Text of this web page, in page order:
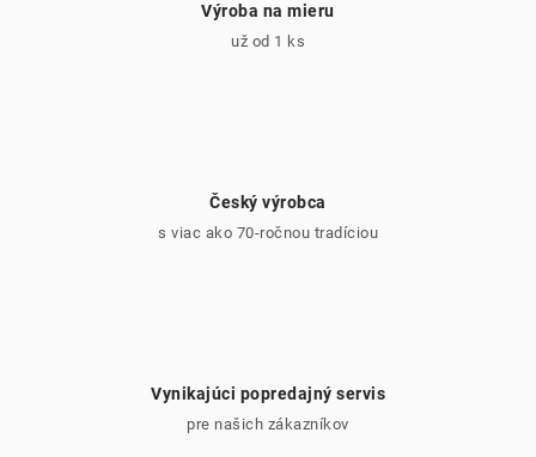
Výroba na mieru
už od 1 ks
Český výrobca
s viac ako 70-ročnou tradíciou
Vynikajúci popredajný servis
pre našich zákazníkov